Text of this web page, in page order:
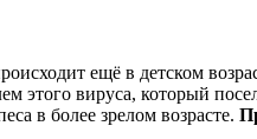
ещё в детском
этого вируса, который
в более зрелом возрасте.